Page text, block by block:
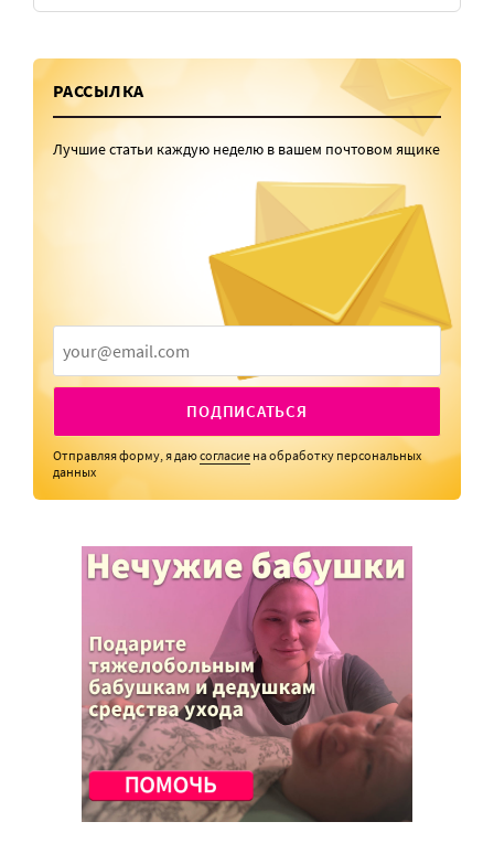
РАССЫЛКА
Лучшие статьи каждую неделю в вашем почтовом ящике
ПОДПИСАТЬСЯ
Отправляя форму, я даюсогласие на обработку персональных
данных